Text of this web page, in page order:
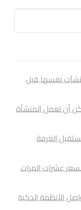
نفسها قبل
أن تعمل المنشأة
الغرفة
عشرات المرات
الأنظمة الذكية